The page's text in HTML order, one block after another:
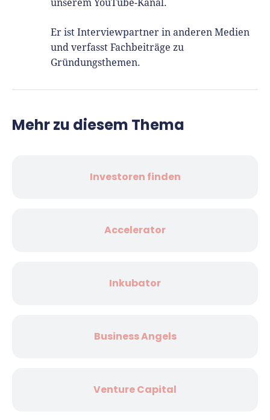
unserem YouTube-Kanal.
Er ist Interviewpartner in anderen Medien
und verfasst Fachbeiträge zu
Gründungsthemen.
Mehr zu diesem Thema
Investoren finden
Accelerator
Inkubator
Business Angels
Venture Capital